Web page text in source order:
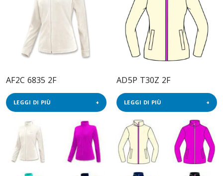
AF2C 6835 2F
LEGGI DI PIÙ
AD5P T30Z 2F
LEGGI DI PIÙ